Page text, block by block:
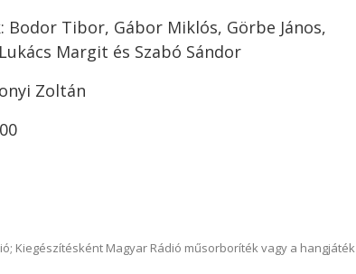
Bodor Tibor, Gábor Miklós, Görbe János,
Margit és Szabó Sándor
Zoltán
Kiegészítésként Magyar Rádió műsorboríték vagy a hangjáték